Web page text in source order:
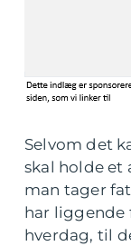
Selvom det
skal holde et
man tager
har liggende
hverdag, til